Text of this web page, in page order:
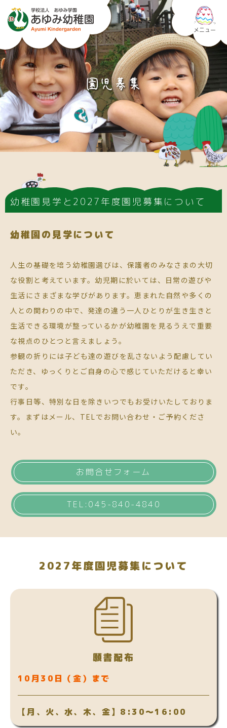
メニュー
園児募集
幼稚園見学と2027年度園児募集について
幼稚園の見学について
人生の基礎を培う幼稚園選びは、保護者のみなさまの大切
な役割と考えています。幼児期に於いては、日常の遊びや
生活にさまざまな学びがあります。恵まれた自然や多くの
人との関わりの中で、発達の違う一人ひとりが生き生きと
生活できる環境が整っているかが幼稚園を見るうえで重要
な視点のひとつと言えましょう。
参観の折りには子ども達の遊びを乱さないよう配慮してい
ただき、ゆっくりとご自身の心で感じていただけると幸い
です。
行事日等、特別な日を除きいつでもお受けいたしておりま
す。まずはメール、TELでお問い合わせ・ご予約くださ
い。
お問合せフォーム
TEL:045-840-4840
2027年度園児募集について
願書配布
10月30日（金）まで
【月、火、水、木、金】8:30～16:00